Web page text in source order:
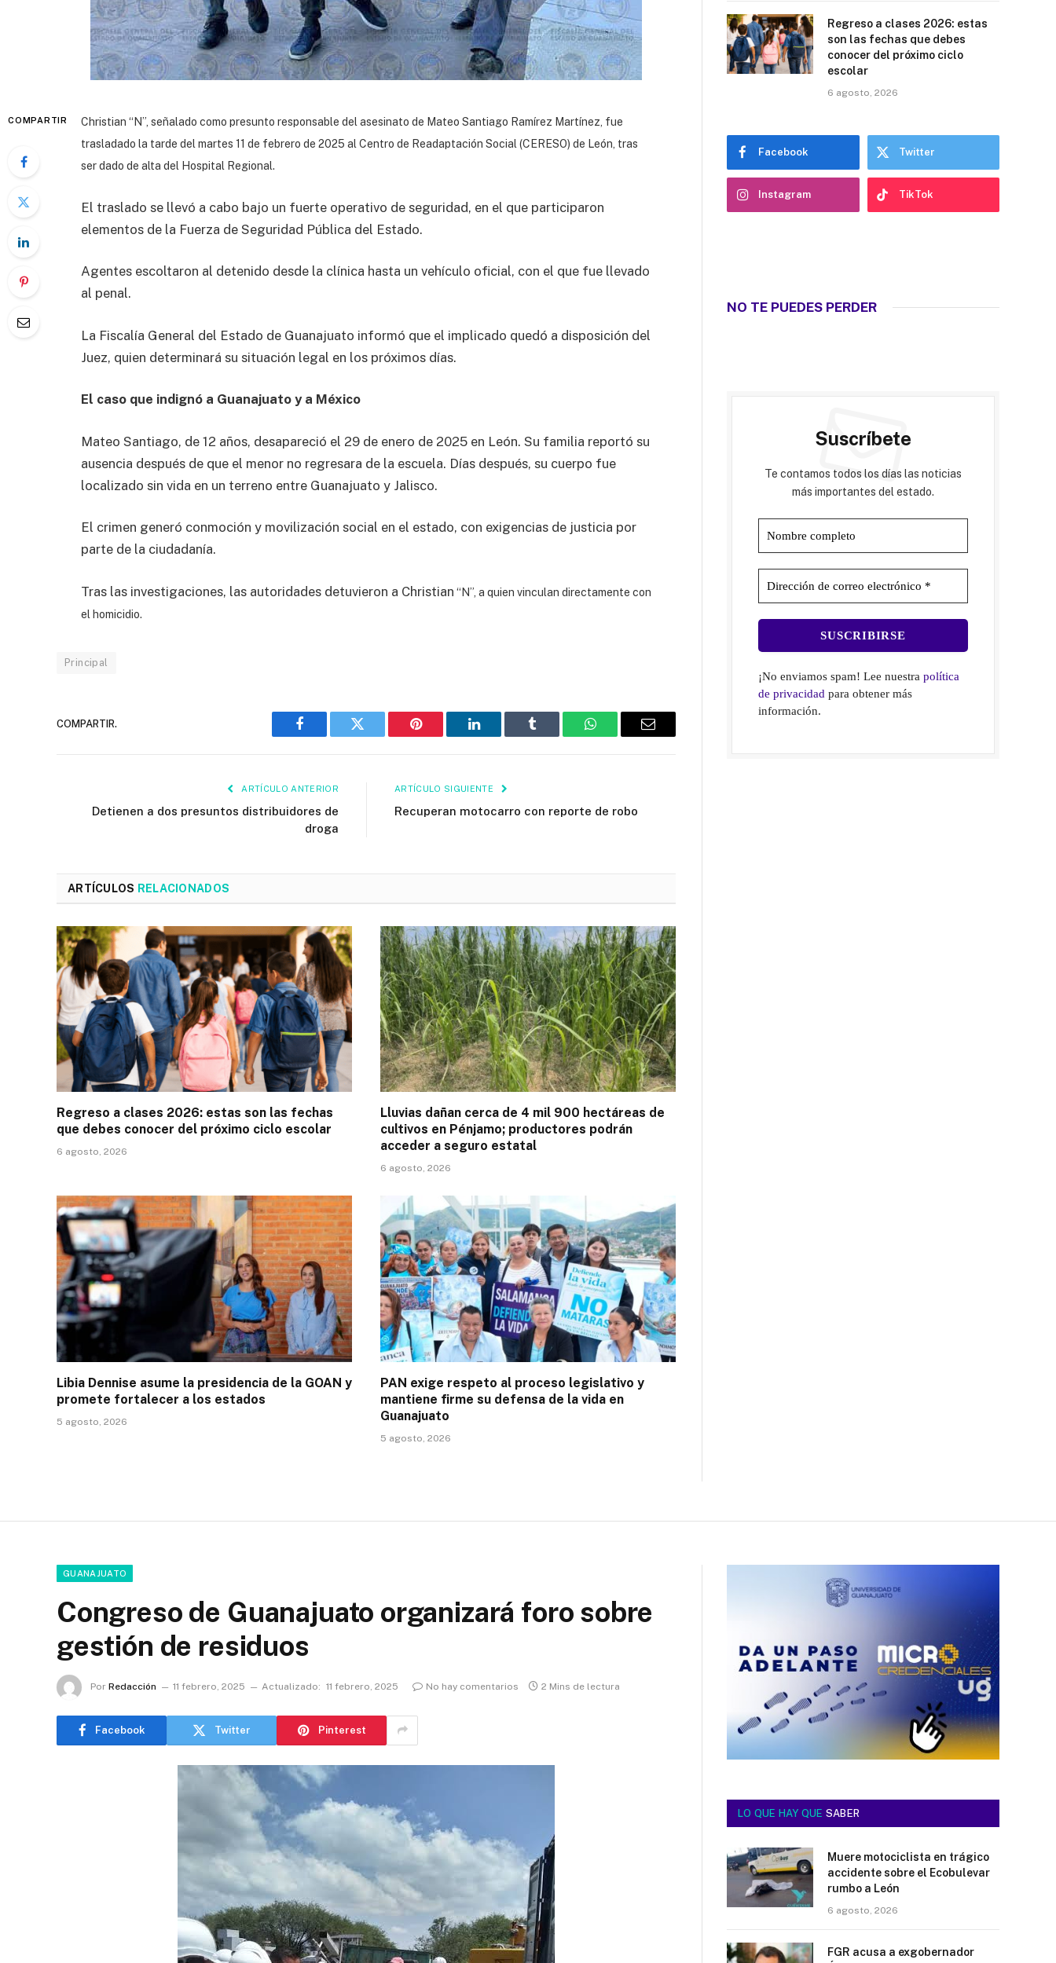
COMPARTIR
Christian “N”, señalado como presunto responsable del asesinato de Mateo Santiago Ramírez Martínez, fue
trasladado la tarde del martes 11 de febrero de 2025 al Centro de Readaptación Social (CERESO) de León, tras
ser dado de alta del Hospital Regional.
El traslado se llevó a cabo bajo un fuerte operativo de seguridad, en el que participaron
elementos de la Fuerza de Seguridad Pública del Estado.
Agentes escoltaron al detenido desde la clínica hasta un vehículo oficial, con el que fue llevado
al penal.
La Fiscalía General del Estado de Guanajuato informó que el implicado quedó a disposición del
Juez, quien determinará su situación legal en los próximos días.
El caso que indignó a Guanajuato y a México
Mateo Santiago, de 12 años, desapareció el 29 de enero de 2025 en León. Su familia reportó su
ausencia después de que el menor no regresara de la escuela. Días después, su cuerpo fue
localizado sin vida en un terreno entre Guanajuato y Jalisco.
El crimen generó conmoción y movilización social en el estado, con exigencias de justicia por
parte de la ciudadanía.
Tras las investigaciones, las autoridades detuvieron a Christian “N”, a quien vinculan directamente con
el homicidio.
Principal
COMPARTIR.
Facebook Twitter Pinterest LinkedIn Tumblr WhatsAppEmail
ARTÍCULO ANTERIOR
Detienen a dos presuntos distribuidores de
droga
ARTÍCULO SIGUIENTE
Recuperan motocarro con reporte de robo
ARTÍCULOS RELACIONADOS
Regreso a clases 2026: estas son las fechas
que debes conocer del próximo ciclo escolar
6 agosto, 2026
Lluvias dañan cerca de 4 mil 900 hectáreas de
cultivos en Pénjamo; productores podrán
acceder a seguro estatal
6 agosto, 2026
Libia Dennise asume la presidencia de la GOAN y
promete fortalecer a los estados
5 agosto, 2026
PAN exige respeto al proceso legislativo y
mantiene firme su defensa de la vida en
Guanajuato
5 agosto, 2026
Regreso a clases 2026: estas
son las fechas que debes
conocer del próximo ciclo
escolar
6 agosto, 2026
Facebook Twitter
Instagram TikTok
NO TE PUEDES PERDER
Suscríbete
Te contamos todos los días las noticias
más importantes del estado.
¡No enviamos spam! Lee nuestrapolítica
de privacidad para obtener más
información.
GUANAJUATO
Congreso de Guanajuato organizará foro sobre
gestión de residuos
Por Redacción 11 febrero, 2025 Actualizado: 11 febrero, 2025 No hay comentarios 2 Mins de lectura
Facebook Twitter Pinterest
LO QUE HAY QUE SABER
Muere motociclista en trágico
accidente sobre el Ecobulevar
rumbo a León
6 agosto, 2026
FGR acusa a exgobernador